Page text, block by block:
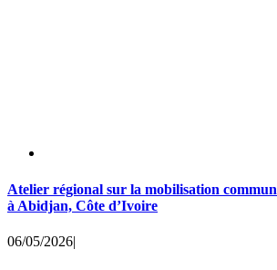
Atelier régional sur la mobilisation
à Abidjan, Côte d’Ivoire
06/05/2026|